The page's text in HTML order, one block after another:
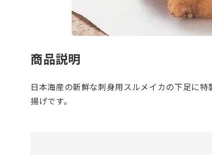
商品説明
日本海産の新鮮な刺身用スルメイカの下足に
揚げです。